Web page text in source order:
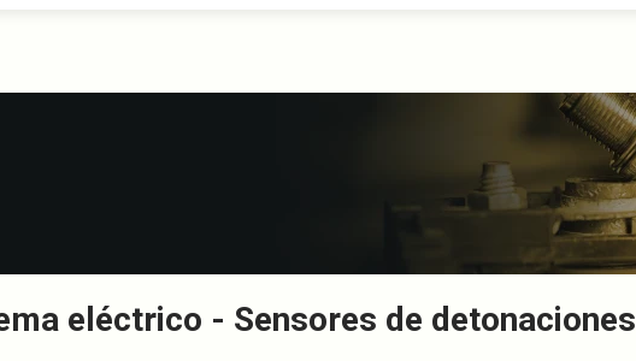
eléctrico - Sensores de detonaciones